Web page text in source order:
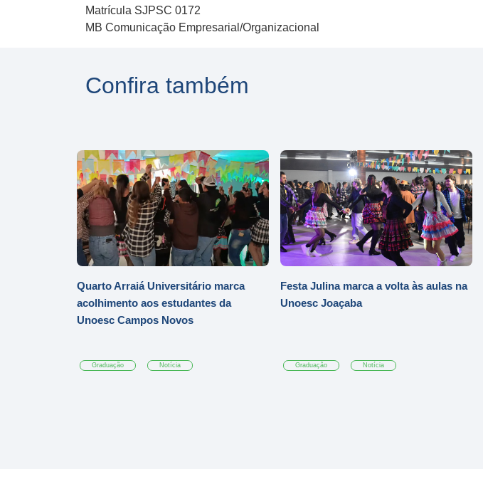
Matrícula SJPSC 0172
MB Comunicação Empresarial/Organizacional
Confira também
Quarto Arraiá Universitário marca
acolhimento aos estudantes da
Unoesc Campos Novos
Graduação Notícia
Festa Julina marca a volta às aulas na
Unoesc Joaçaba
Graduação Notícia